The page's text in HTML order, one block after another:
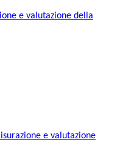
e valutazione della
e valutazione